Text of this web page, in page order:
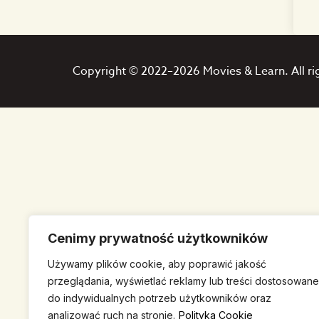
Cenimy prywatność użytkowników
Używamy plików cookie, aby poprawić jakość
przeglądania, wyświetlać reklamy lub treści dostosowane
do indywidualnych potrzeb użytkowników oraz
analizować ruch na stronie. Polityka Cookie
Copyright © 2022–2026 Movies & Learn. All